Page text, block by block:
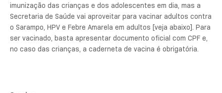
imunização das crianças e dos adolescentes em dia, mas a
Secretaria de Saúde vai aproveitar para vacinar adultos contra
o Sarampo, HPV e Febre Amarela em adultos [veja abaixo]. Para
ser vacinado, basta apresentar documento oficial com CPF e,
no caso das crianças, a caderneta de vacina é obrigatória.